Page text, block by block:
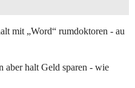
mit „Word“ rumdoktoren - au
aber halt Geld sparen - wie